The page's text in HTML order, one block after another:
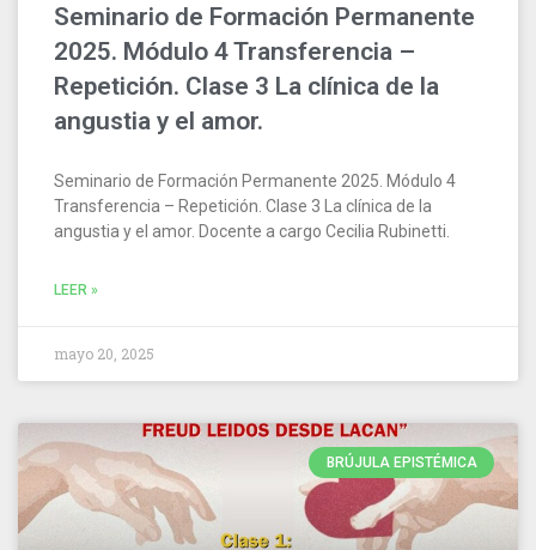
Seminario de Formación Permanente
2025. Módulo 4 Transferencia –
Repetición. Clase 3 La clínica de la
angustia y el amor.
Seminario de Formación Permanente 2025. Módulo 4
Transferencia – Repetición. Clase 3 La clínica de la
angustia y el amor. Docente a cargo Cecilia Rubinetti.
LEER »
mayo 20, 2025
BRÚJULA EPISTÉMICA